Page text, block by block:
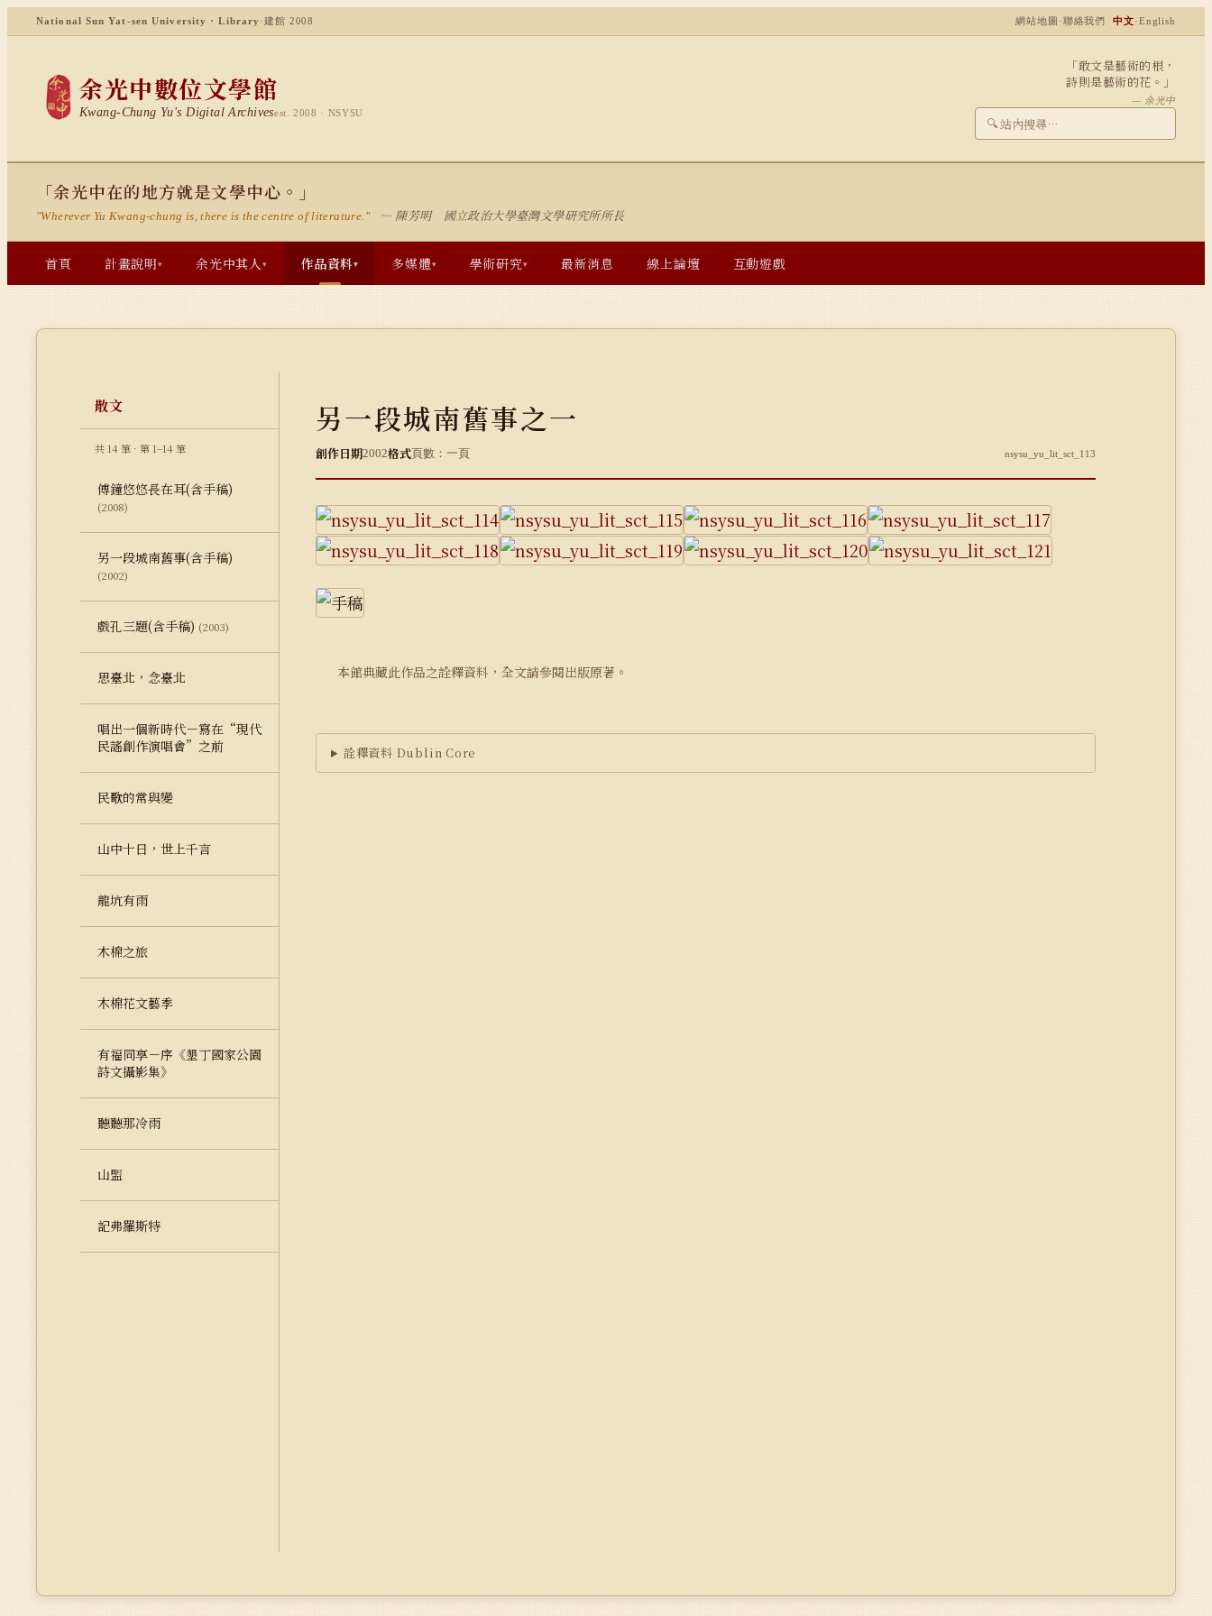
National Sun Yat-sen University · Library ·建館 2008 網站地圖 ·聯絡我們 中文·English
余光中數位文學館
Kwang-Chung Yu's Digital Archivesest. 2008 · NSYSU
「敢文是藝術的根，
詩則是藝術的花。」
— 余光中
🔍
「余光中在的地方就是文學中心。」
"Wherever Yu Kwang-chung is, there is the centre of literature." — 陳芳明 國立政治大學臺灣文學研究所所長
首頁 計畫說明▾ 余光中其人▾ 作品資料▾ 多媒體▾ 學術研究▾ 最新消息 線上論壇 互動遊戲
散文
共 14 筆 · 第 1–14 筆
傅鐘悠悠長在耳(含手稿)
(2008)
另一段城南舊事(含手稿)
(2002)
戲孔三題(含手稿) (2003)
思臺北，念臺北
唱出一個新時代－寫在“現代
民謠創作演唱會”之前
民歌的常與變
山中十日，世上千言
龍坑有雨
木棉之旅
木棉花文藝季
有福同享－序《墾丁國家公園
詩文攝影集》
聽聽那冷雨
山盟
記弗羅斯特
另一段城南舊事之一
創作日期2002格式頁數：一頁 nsysu_yu_lit_sct_113
本館典藏此作品之詮釋資料，全文請參閱出版原著。
詮釋資料 Dublin Core